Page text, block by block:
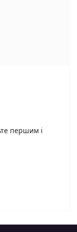
першим і